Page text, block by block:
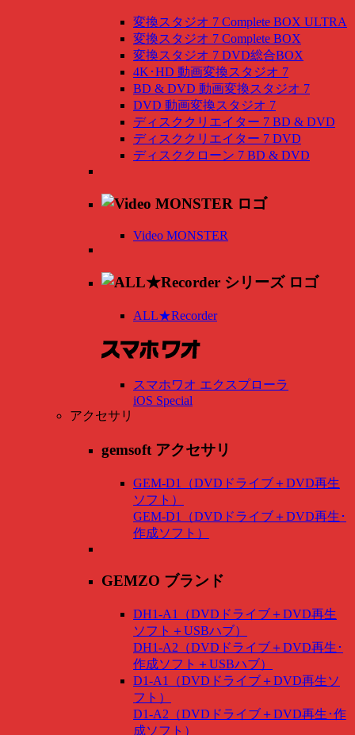
変換スタジオ 7 Complete BOX ULTRA
変換スタジオ 7 Complete BOX
変換スタジオ 7 DVD総合BOX
4K･HD 動画変換スタジオ 7
BD & DVD 動画変換スタジオ 7
DVD 動画変換スタジオ 7
ディスククリエイター 7 BD & DVD
ディスククリエイター 7 DVD
ディスククローン 7 BD & DVD
Video MONSTER
ALL★Recorder
スマホワオ エクスプローラ
iOS Special
アクセサリ
gemsoft アクセサリ
GEM-D1（DVDドライブ＋DVD再生
ソフト）
GEM-D1（DVDドライブ＋DVD再生･
作成ソフト）
GEMZO ブランド
DH1-A1（DVDドライブ＋DVD再生
ソフト＋USBハブ）
DH1-A2（DVDドライブ＋DVD再生･
作成ソフト＋USBハブ）
D1-A1（DVDドライブ＋DVD再生ソ
フト）
D1-A2（DVDドライブ＋DVD再生･作
成ソフト）